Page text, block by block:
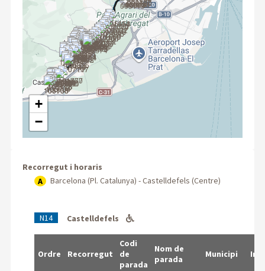
+
−
Recorregut i horaris
A
Barcelona (Pl. Catalunya) - Castelldefels (Centre)
N14 Castelldefels
Ordre Recorregut
Codi
de
parada
Nom de
parada
Municipi